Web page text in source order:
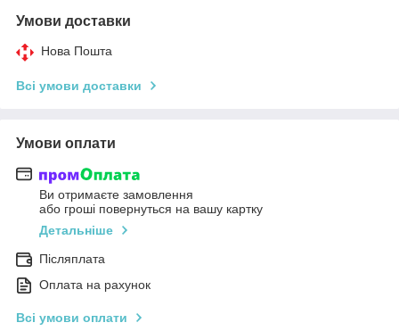
Умови доставки
Нова Пошта
Всі умови доставки
Умови оплати
Ви отримаєте замовлення
або гроші повернуться на вашу картку
Детальніше
Післяплата
Оплата на рахунок
Всі умови оплати